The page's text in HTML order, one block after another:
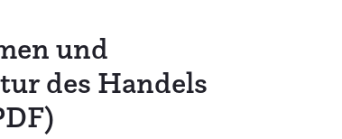
und
des Handels